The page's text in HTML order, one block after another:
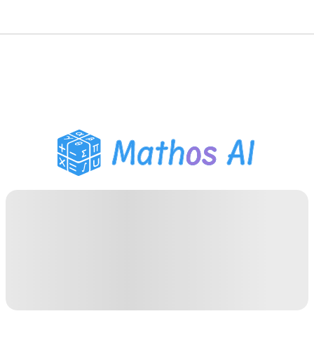
Assistente Compiti PDF
Strumenti di studio